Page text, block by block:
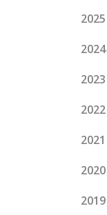
2025
2024
2023
2022
2021
2020
2019